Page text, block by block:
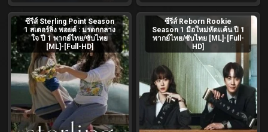
ซีรีส์ Sterling Point Season
1 สเตอร์ลิ่ง พอยต์ : มรดกกลาง
ใจ ปี 1 พากย์ไทย/ซับไทย
[ML]-[Full-HD]
ซีรีส์ Reborn Rookie
Season 1 มือใหม่หัดแค้น ปี 1
พากย์ไทย/ซับไทย [ML]-[Full-
HD]